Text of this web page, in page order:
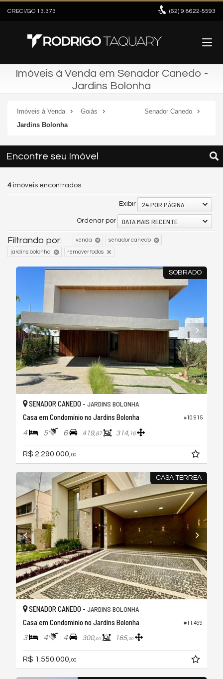
CRECI/GO 13.373 (62) 9.8622-5593
Imóveis à Venda em Senador Canedo -
Jardins Bolonha
Imóveis à Venda Goiás
Senador Canedo
Jardins Bolonha
Encontre seu Imóvel
4 imóveis encontrados
Exibir 24 POR PÁGINA
Ordenar por DATA MAIS RECENTE
Filtrando por: venda senador canedo
jardins bolonha remover todos
SOBRADO
#10.915
SENADOR CANEDO - JARDINS BOLONHA
Casa em Condomínio no Jardins Bolonha
4 5 6 419,87 314, 16
R$ 2.290.000, 00
CASA TERREA
#11.499
SENADOR CANEDO - JARDINS BOLONHA
Casa em Condomínio no Jardins Bolonha
3 4 4 300,00 165,00
R$ 1.550.000,00